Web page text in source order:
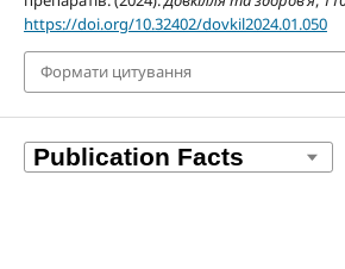
https://doi.org/10.32402/dovkil2024.01.050
Формати цитування